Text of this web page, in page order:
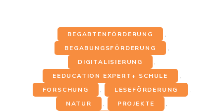
BEGABTENFÖRDERUNG
,
BEGABUNGSFÖRDERUNG
,
DIGITALISIERUNG
,
EEDUCATION EXPERT+ SCHULE
,
FORSCHUNG
, LESEFÖRDERUNG
,
NATUR
, PROJEKTE
,